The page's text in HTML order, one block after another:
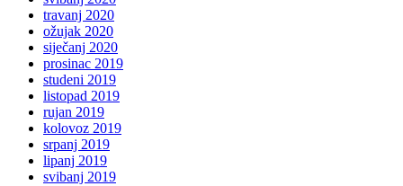
travanj 2020
ožujak 2020
siječanj 2020
prosinac 2019
studeni 2019
listopad 2019
rujan 2019
kolovoz 2019
srpanj 2019
lipanj 2019
svibanj 2019